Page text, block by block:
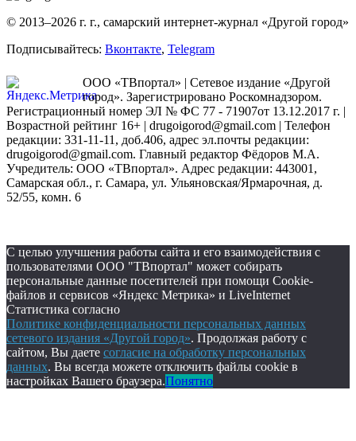
© 2013–2026 г. г., самарский интернет-журнал «Другой город»
Подписывайтесь: Вконтакте, Telegram
ООО «ТВпортал» | Сетевое издание «Другой
город». Зарегистрировано Роскомнадзором.
Регистрационный номер ЭЛ № ФС 77 - 71907от 13.12.2017 г. |
Возрастной рейтинг 16+ | drugoigorod@gmail.com | Телефон
редакции: 331-11-11, доб.406, адрес эл.почты редакции:
drugoigorod@gmail.com. Главный редактор Фёдоров М.А.
Учредитель: ООО «ТВпортал». Адрес редакции: 443001,
Самарская обл., г. Самара, ул. Ульяновская/Ярмарочная, д.
52/55, комн. 6
С целью улучшения работы сайта и его взаимодействия с
пользователями ООО "ТВпортал" может собирать
персональные данные посетителей при помощи Cookie-
файлов и сервисов «Яндекс Метрика» и LiveInternet
Статистика согласно
Политике конфиденциальности персональных данных
сетевого издания «Другой город». Продолжая работу с
сайтом, Вы даете согласие на обработку персональных
данных. Вы всегда можете отключить файлы cookie в
настройках Вашего браузера.Понятно